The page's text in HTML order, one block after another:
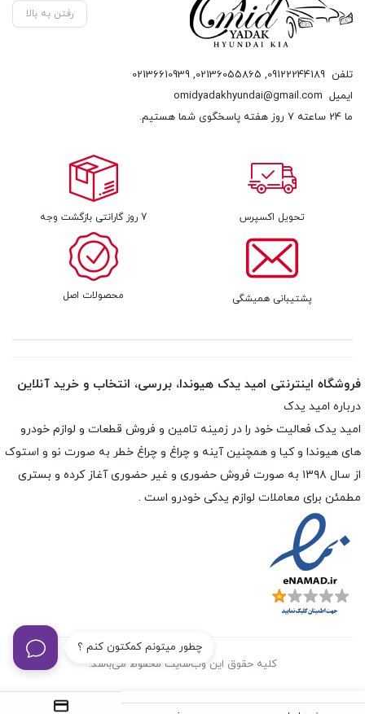
چطور میتونم کمکتون کنم ؟
رفتن به بالا
تلفن 09122244189
,
02136055865
,
02136610939
ایمیل omidyadakhyundai@gmail.com
ما 24 ساعته 7 روز هفته پاسخگوی شما هستیم.
تحویل اکسپرس 7 روز گارانتی بازگشت وجه
پشتیبانی همیشگی محصولات اصل
فروشگاه اینترنتی امید یدک هیوندا، بررسی، انتخاب و خرید آنلاین
درباره امید یدک
امید یدک فعالیت خود را در زمینه تامین و فروش قطعات و لوازم خودرو
های هیوندا و کیا و همچنین آینه و چراغ و چراغ خطر به صورت نو و استوک
از سال ۱۳۹۸ به صورت فروش حضوری و غیر حضوری آغاز کرده و بستری
مطمئن برای معاملات لوازم یدکی خودرو است .
کلیه حقوق این وب‌سایت محفوظ می‌باشد.